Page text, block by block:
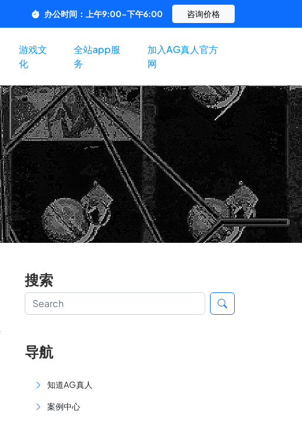
办公时间：上午9:00-下午6:00 咨询价格
游戏文
化
全站app服
务
加入AG真人官方
网
搜索
导航
知道AG真人
案例中心